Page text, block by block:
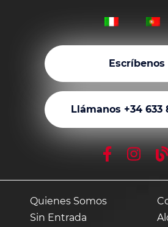
Escríbenos
Llámanos +34 633
Quienes Somos
Sin Entrada